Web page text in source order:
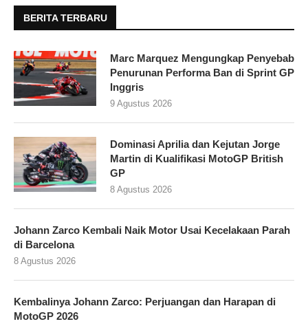
BERITA TERBARU
Marc Marquez Mengungkap Penyebab
Penurunan Performa Ban di Sprint GP
Inggris
9 Agustus 2026
Dominasi Aprilia dan Kejutan Jorge
Martin di Kualifikasi MotoGP British
GP
8 Agustus 2026
Johann Zarco Kembali Naik Motor Usai Kecelakaan Parah
di Barcelona
8 Agustus 2026
Kembalinya Johann Zarco: Perjuangan dan Harapan di
MotoGP 2026